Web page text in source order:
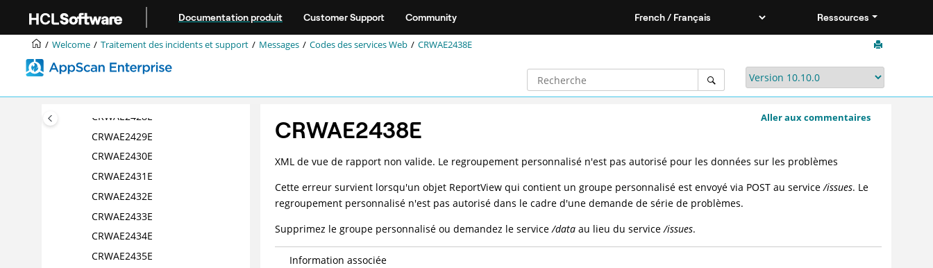
Documentation produit Customer Support Community Ressources
Welcome Traitement des incidents et support Messages Codes des services Web CRWAE2438E
CRWAE2423E
CRWAE2424E
CRWAE2426E
CRWAE2427E
CRWAE2428E
CRWAE2429E
CRWAE2430E
CRWAE2431E
CRWAE2432E
CRWAE2433E
CRWAE2434E
CRWAE2435E
Aller aux commentaires
CRWAE2438E
XML de vue de rapport non valide. Le regroupement personnalisé n'est pas autorisé pour les données sur les problèmes
Cette erreur survient lorsqu'un objet ReportView qui contient un groupe personnalisé est envoyé via POST au service/issues. Le
regroupement personnalisé n'est pas autorisé dans le cadre d'une demande de série de problèmes.
Supprimez le groupe personnalisé ou demandez le service/data au lieu du service/issues.
Information associée